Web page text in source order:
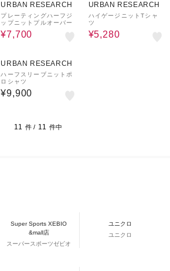
URBAN RESEARCH
プレーティングハーフジ
ップニットプルオーバー
¥7,700
URBAN RESEARCH
ハイゲージニットTシャ
ツ
¥5,280
URBAN RESEARCH
ハーフスリーブニットポ
ロシャツ
¥9,900
11 件 / 11 件中
Super Sports XEBIO
&mall店
スーパースポーツゼビオ
ユニクロ
ユニクロ